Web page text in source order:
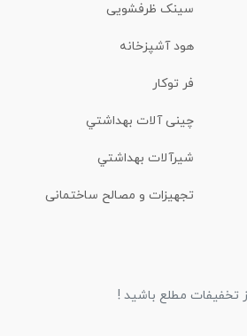
سینک ظرفشویی
هود آشپزخانه
فر توکار
چینی آلات بهداشتي
شیرآلات بهداشتي
تجهیزات و مصالح ساختمانی
تخفیفات مطلع باشید !